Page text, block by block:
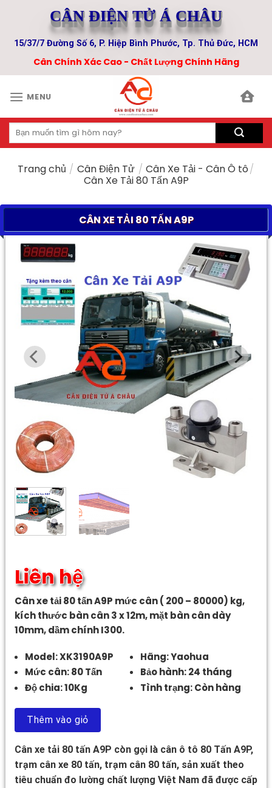
content
CÂN ĐIỆN TỬ Á CHÂU
15/37/7 Đường Số 6, P. Hiệp Bình Phước, Tp. Thủ Đức, HCM
Cân Chính Xác Cao - Chất Lượng Chính Hãng
MENU
Tìm
kiếm:
Trang chủ / Cân Điện Tử / Cân Xe Tải - Cân Ô tô/
Cân Xe Tải 80 Tấn A9P
CÂN XE TẢI 80 TẤN A9P
Liên hệ
Cân xe tải 80 tấn A9P mức cân ( 200 – 80000) kg,
kích thước bàn cân 3 x 12m, mặt bàn cân dày
10mm, dầm chính I300.
Model: XK3190A9P
Mức cân: 80 Tấn
Độ chia: 10Kg
Hãng: Yaohua
Bảo hành: 24 tháng
Tình trạng: Còn hàng
Thêm vào giỏ
Cân xe tải 80 tấn A9P còn gọi là cân ô tô 80 Tấn A9P,
trạm cân xe 80 tấn, trạm cân 80 tấn, sản xuất theo
tiêu chuẩn đo lường chất lượng Việt Nam đã được cấp